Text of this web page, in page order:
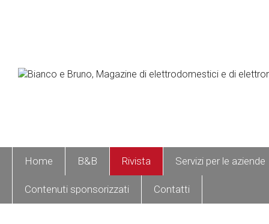
Home B&B Rivista Servizi per le aziende
Contenuti sponsorizzati Contatti